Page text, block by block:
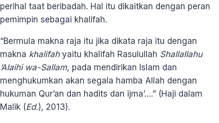
perihal taat beribadah. Hal itu dikaitkan dengan peran
pemimpin sebagai khalifah.
“Bermula makna raja itu jika dikata raja itu dengan
makna khalifahyaitu khalifah Rasulullah Shallallahu
‘Alaihi wa-Sallam, pada mendirikan Islam dan
menghukumkan akan segala hamba Allah dengan
hukuman Qur’an dan hadits dan ijma’….” (Haji dalam
Malik (Ed.), 2013).